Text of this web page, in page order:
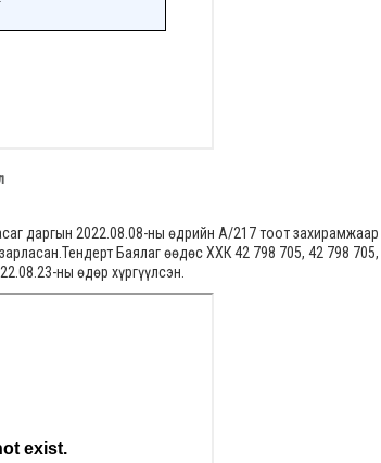
даргын 2022.08.08-ны өдрийн А/217 тоот захирамжаар
Баялаг өөдөс ХХК 42 798 705, 42 798
ны өдөр хүргүүлсэн.